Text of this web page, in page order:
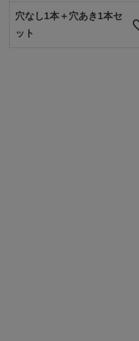
穴なし1本＋穴あき1本セ
ット